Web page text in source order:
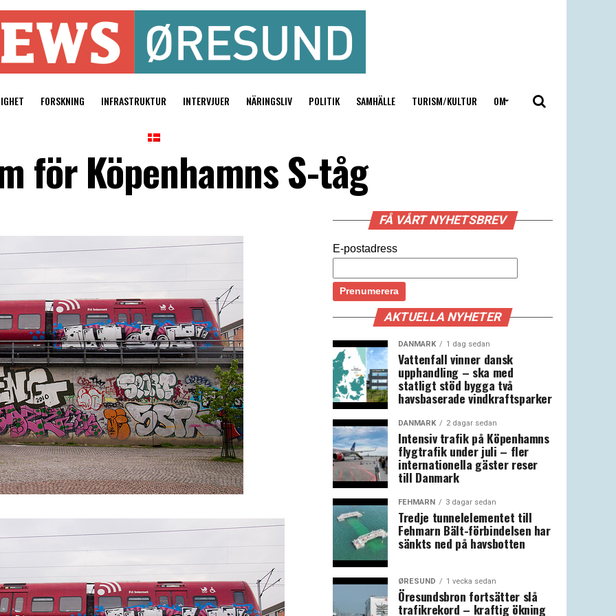
FORSKNING INFRASTRUKTUR INTERVJUER NÄRINGSLIV POLITIK SAMHÄLLE TURISM/KULTUR OM
för Köpenhamns S-tåg
FÅ VÅRT NYHETSBREV
E-postadress
AKTUELLA NYHETER
DANMARK 1 dag sedan
Vattenfall vinner dansk
upphandling – ska med
statligt stöd bygga två
havsbaserade vindkraftsparker
DANMARK 2 dagar sedan
Intensiv trafik på Köpenhamns
flygtrafik under juli – fler
internationella gäster reser
till Danmark
FEHMARN 3 dagar sedan
Tredje tunnelelementet till
Fehmarn Bält-förbindelsen har
sänkts ned på havsbotten
ØRESUND 1 vecka sedan
Öresundsbron fortsätter slå
trafikrekord – kraftig ökning